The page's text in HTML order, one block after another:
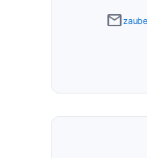
email